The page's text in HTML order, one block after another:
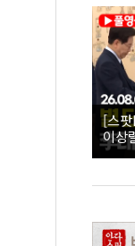
[스
이상
직접